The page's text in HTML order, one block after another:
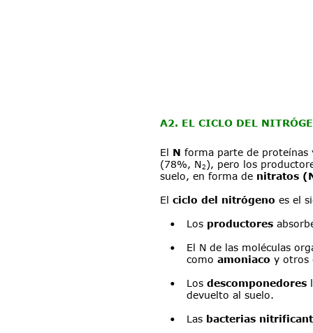
A2. EL CICLO DEL
El N forma parte de proteínas
(78%, N2), pero los
suelo, en forma de nitratos
El ciclo del nitrógeno es el
• Los productores
•
El N de las moléculas
como amoniaco y otros
• Los descomponedores
devuelto al suelo.
• Las bacterias